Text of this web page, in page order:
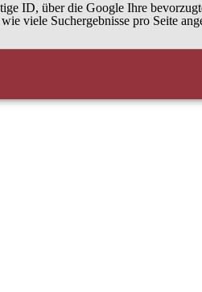
ID, über die Google Ihre
viele Suchergebnisse pro Seite